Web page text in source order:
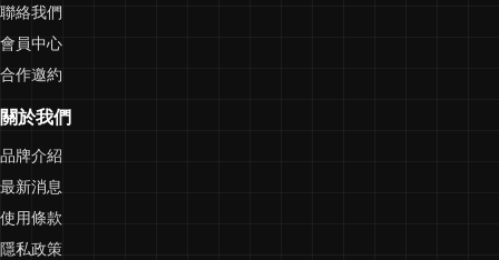
聯絡我們
會員中心
合作邀約
關於我們
品牌介紹
最新消息
使用條款
隱私政策